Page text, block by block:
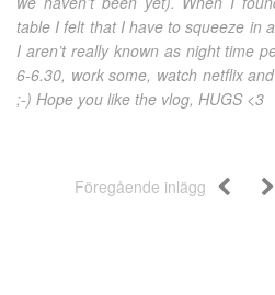
table I felt that I have to squeeze in
I aren’t really known as night time
6-6.30, work some, watch netflix
;-) Hope you like the vlog, HUGS <3
Föregående inlägg